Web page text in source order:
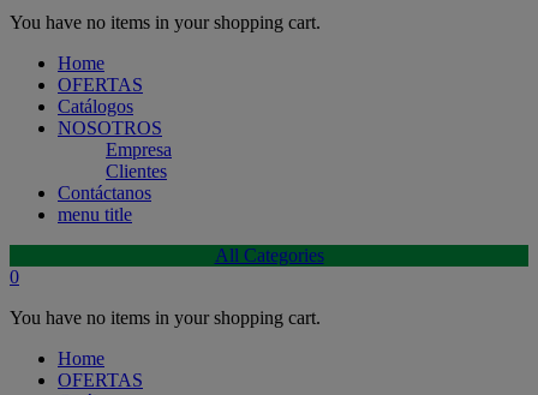
You have no items in your shopping cart.
Home
OFERTAS
Catálogos
NOSOTROS
Empresa
Clientes
Contáctanos
menu title
All Categories
0
You have no items in your shopping cart.
Home
OFERTAS